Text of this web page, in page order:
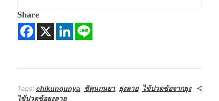
Share
Tags: chikungunya ชิคุนกุนยา, ยุงลาย, ไข้ปวดข้อจากยุง,
ไข้ปวดข้อยุงลาย